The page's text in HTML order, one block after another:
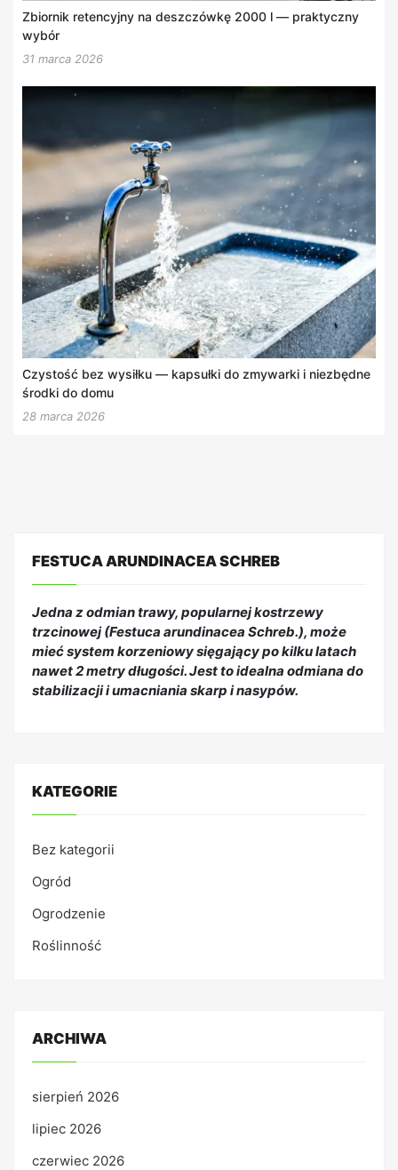
Zbiornik retencyjny na deszczówkę 2000 l — praktyczny
wybór
31 marca 2026
Czystość bez wysiłku — kapsułki do zmywarki i niezbędne
środki do domu
28 marca 2026
FESTUCA ARUNDINACEA SCHREB
Jedna z odmian trawy, popularnej kostrzewy
trzcinowej (Festuca arundinacea Schreb.), może
mieć system korzeniowy sięgający po kilku latach
nawet 2 metry długości. Jest to idealna odmiana do
stabilizacji i umacniania skarp i nasypów.
KATEGORIE
Bez kategorii
Ogród
Ogrodzenie
Roślinność
ARCHIWA
sierpień 2026
lipiec 2026
czerwiec 2026